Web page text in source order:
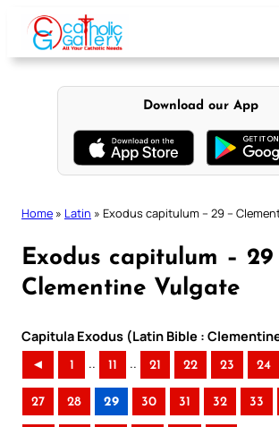
content
Download our App
Home » Latin » Exodus capitulum – 29 –
Exodus capitulum – 29
Clementine Vulgate
Capitula Exodus (Latin Bible :
◄ 1 .. 11 .. 21 22 23 24
27 28 29 30 31 32 33